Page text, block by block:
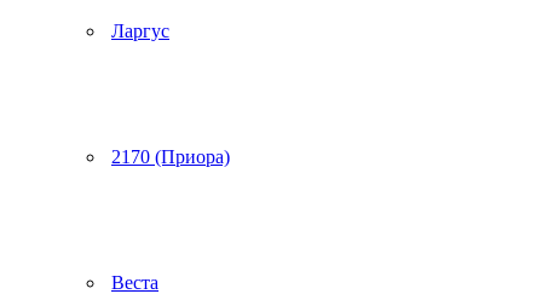
Ларгус
2170 (Приора)
Веста